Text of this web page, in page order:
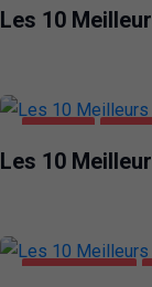
Les 10
Les 10